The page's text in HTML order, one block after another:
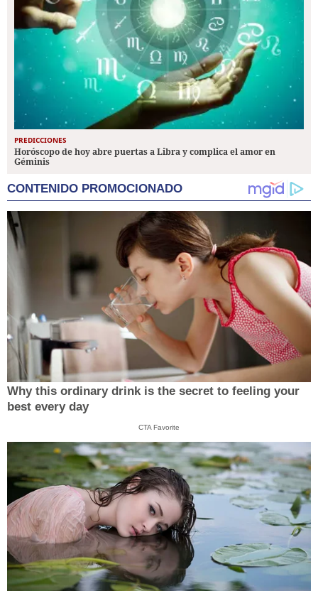
PREDICCIONES
Horóscopo de hoy abre puertas a Libra y complica el amor en
Géminis
CONTENIDO PROMOCIONADO
Why this ordinary drink is the secret to feeling your
best every day
CTA Favorite